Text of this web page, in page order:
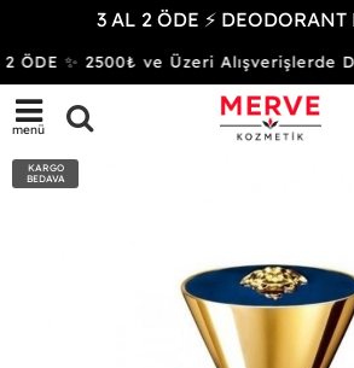
3 AL 2 ÖDE ⚡ DEODORANT
ÖDE ✨ 2500₺ ve Üzeri Alışverişlerde
menü
KARGO
BEDAVA